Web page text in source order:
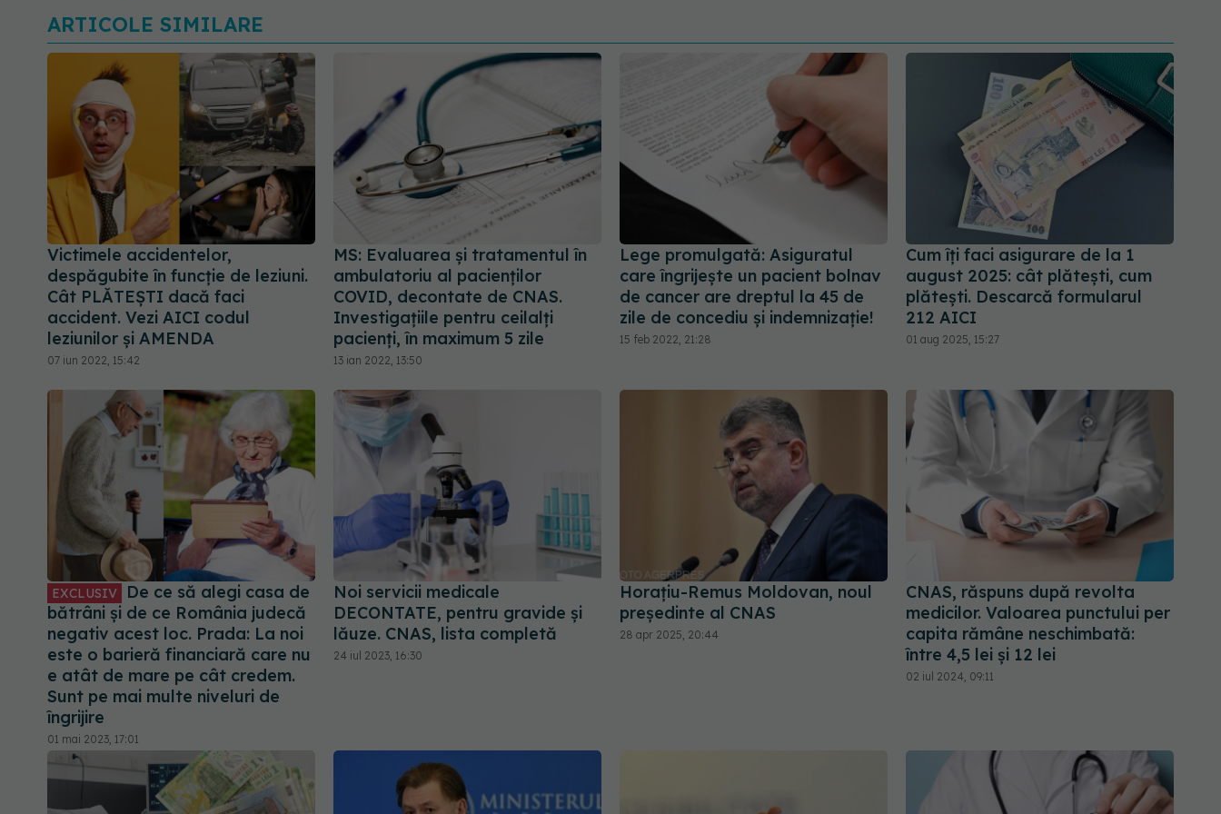
ARTICOLE SIMILARE
Victimele accidentelor,
despăgubite în funcție de leziuni.
Cât PLĂTEȘTI dacă faci
accident. Vezi AICI codul
leziunilor și AMENDA
07 iun 2022, 15:42
MS: Evaluarea și tratamentul în
ambulatoriu al pacienților
COVID, decontate de CNAS.
Investigațiile pentru ceilalți
pacienți, în maximum 5 zile
13 ian 2022, 13:50
Lege promulgată: Asiguratul
care îngrijește un pacient bolnav
de cancer are dreptul la 45 de
zile de concediu și indemnizație!
15 feb 2022, 21:28
Cum îți faci asigurare de la 1
august 2025: cât plătești, cum
plătești. Descarcă formularul
212 AICI
01 aug 2025, 15:27
EXCLUSIV
De ce să alegi casa de
bătrâni și de ce România judecă
negativ acest loc. Prada: La noi
este o barieră financiară care nu
e atât de mare pe cât credem.
Sunt pe mai multe niveluri de
îngrijire
01 mai 2023, 17:01
Noi servicii medicale
DECONTATE, pentru gravide și
lăuze. CNAS, lista completă
24 iul 2023, 16:30
Horaţiu-Remus Moldovan, noul
președinte al CNAS
28 apr 2025, 20:44
CNAS, răspuns după revolta
medicilor. Valoarea punctului per
capita rămâne neschimbată:
între 4,5 lei și 12 lei
02 iul 2024, 09:11